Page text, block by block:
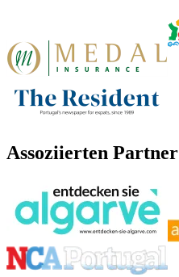
Assoziierten Partner